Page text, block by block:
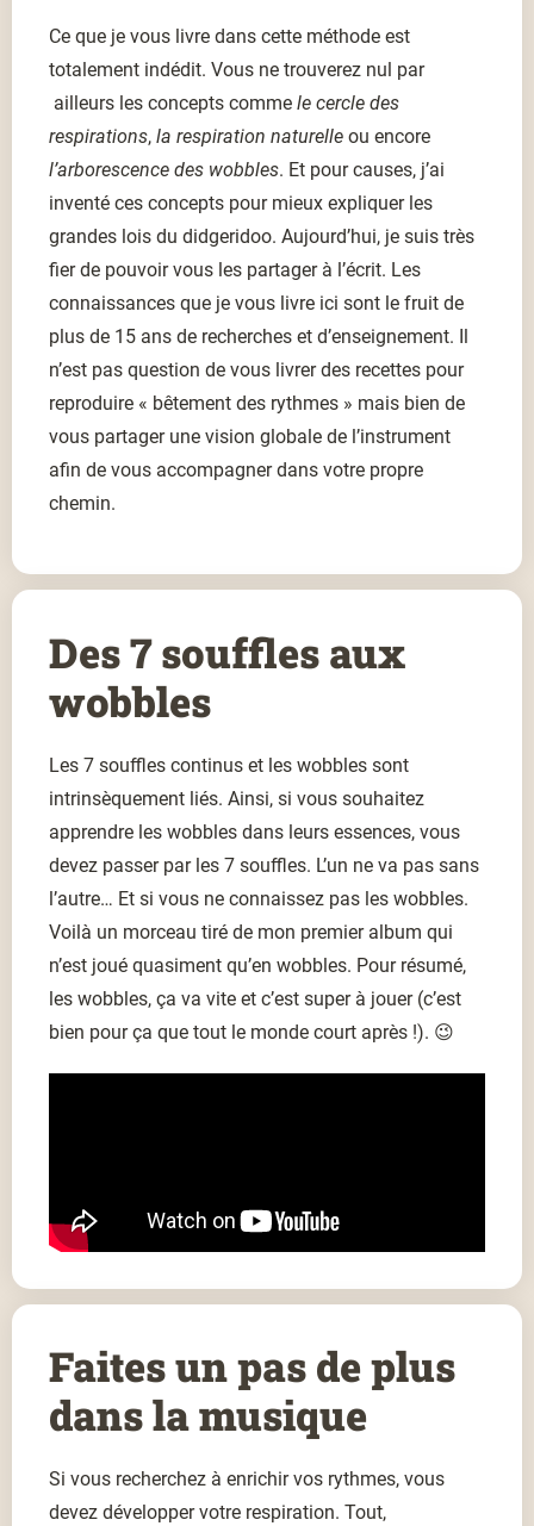
Ce que je vous livre dans cette méthode est
totalement indédit. Vous ne trouverez nul par
ailleurs les concepts commele cercle des
respirations,la respiration naturelle ou encore
l’arborescence des wobbles. Et pour causes, j’ai
inventé ces concepts pour mieux expliquer les
grandes lois du didgeridoo. Aujourd’hui, je suis très
fier de pouvoir vous les partager à l’écrit. Les
connaissances que je vous livre ici sont le fruit de
plus de 15 ans de recherches et d’enseignement. Il
n’est pas question de vous livrer des recettes pour
reproduire « bêtement des rythmes » mais bien de
vous partager une vision globale de l’instrument
afin de vous accompagner dans votre propre
chemin.
Des 7 souffles aux
wobbles
Les 7 souffles continus et les wobbles sont
intrinsèquement liés. Ainsi, si vous souhaitez
apprendre les wobbles dans leurs essences, vous
devez passer par les 7 souffles. L’un ne va pas sans
l’autre… Et si vous ne connaissez pas les wobbles.
Voilà un morceau tiré de mon premier album qui
n’est joué quasiment qu’en wobbles. Pour résumé,
les wobbles, ça va vite et c’est super à jouer (c’est
bien pour ça que tout le monde court après !). 😉
Faites un pas de plus
dans la musique
Si vous recherchez à enrichir vos rythmes, vous
devez développer votre respiration. Tout,